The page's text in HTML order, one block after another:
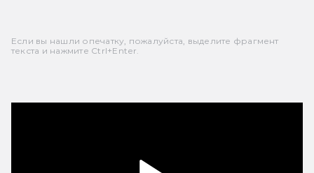
Если вы нашли опечатку, пожалуйста, выделите фрагмент
текста и нажмите Ctrl+Enter.